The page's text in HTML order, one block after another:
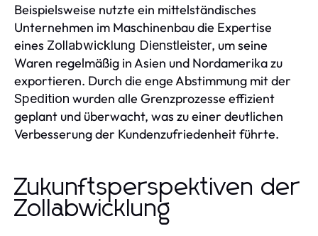
Beispielsweise nutzte ein mittelständisches
Unternehmen im Maschinenbau die Expertise
eines Zollabwicklung Dienstleister, um seine
Waren regelmäßig in Asien und Nordamerika zu
exportieren. Durch die enge Abstimmung mit der
Spedition wurden alle Grenzprozesse effizient
geplant und überwacht, was zu einer deutlichen
Verbesserung der Kundenzufriedenheit führte.
Zukunftsperspektiven der
Zollabwicklung